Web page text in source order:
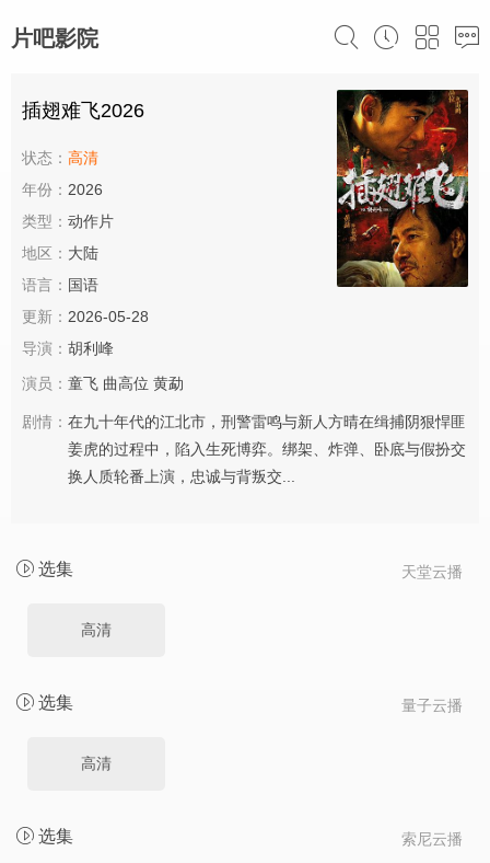
片吧影院
插翅难飞2026
状态： 高清
年份： 2026
类型： 动作片
地区： 大陆
语言： 国语
更新： 2026-05-28
导演： 胡利峰
演员： 童飞 曲高位 黄勐
剧情： 在九十年代的江北市，刑警雷鸣与新人方晴在缉捕阴狠悍匪
姜虎的过程中，陷入生死博弈。绑架、炸弹、卧底与假扮交
换人质轮番上演，忠诚与背叛交...
天堂云播
选集
高清
量子云播
选集
高清
索尼云播
选集